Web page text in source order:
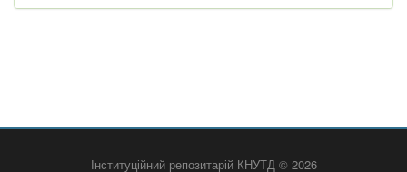
Інституційний репозитарій КНУТД © 2026